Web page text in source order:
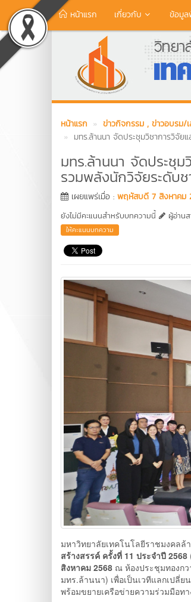
หน้าแรก เกี่ยวกับ ข้อมู
หน้าแรก ข่าวกิจกรรม , ข่าวอบรม/
มทร.ล้านนา จัดประชุมวิชาการวิจัย
มทร.ล้านนา จัดประชุม
รวมพลังนักวิจัยระดับ
เผยแพร่เมื่อ : พฤหัสบดี 7 สิงหาคม
ยังไม่มีคะแนนสำหรับบทความนี้
ผู้อ่าน
ให้คะแนนบทความ
มหาวิทยาลัยเทคโนโลยีราชมงคล
สร้างสรรค์ ครั้งที่ 11 ประจำปี 2568
สิงหาคม 2568 ณ ห้องประชุมทองก
มทร.ล้านนา) เพื่อเป็นเวทีแลกเปลี่
พร้อมขยายเครือข่ายความร่วมมือท